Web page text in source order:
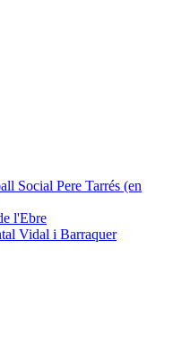
Social Pere Tarrés (en
l'Ebre
Vidal i Barraquer